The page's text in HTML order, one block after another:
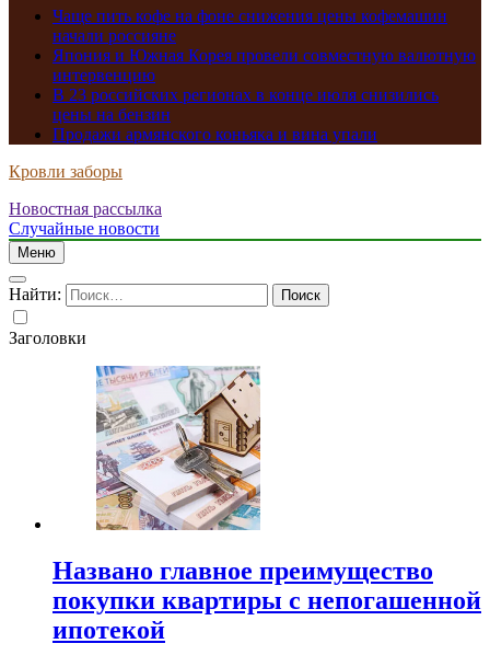
Чаще пить кофе на фоне снижения цены кофемашин
начали россияне
Япония и Южная Корея провели совместную валютную
интервенцию
В 23 российских регионах в конце июля снизились
цены на бензин
Продажи армянского коньяка и вина упали
Кровли заборы
Новостная рассылка
Случайные новости
Меню
Найти:
Заголовки
Названо главное преимущество
покупки квартиры с непогашенной
ипотекой